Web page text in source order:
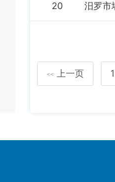
20 汨罗市
<< 上一页 1